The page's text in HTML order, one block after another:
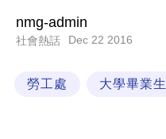
業
技
nmg-admin
社會熱話 Dec 22 2016
勞工處 大學畢業生